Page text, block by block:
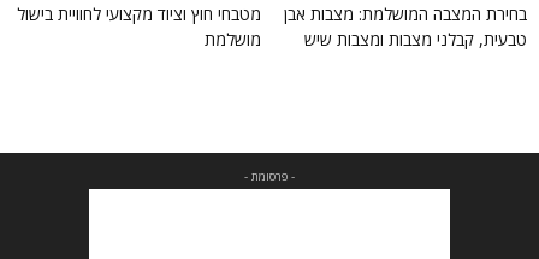
בחירת המצבה המושלמת: מצבות אבן
טבעית, קבלני מצבות ומצבות שיש
מטבחי חוץ וציוד מקצועי לחוויית בישול
מושלמת
- פרסומת -